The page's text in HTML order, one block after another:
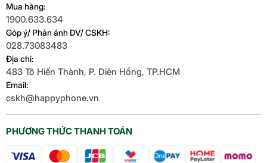
PHƯƠNG THỨC THANH TOÁN
Mua hàng:
1900.633.634
Góp ý/ Phản ánh DV/ CSKH:
028.73083483
Địa chỉ:
483 Tô Hiến Thành, P. Diên Hồng, TP.HCM
Email:
cskh@happyphone.vn